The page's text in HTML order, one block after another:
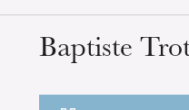
Baptiste